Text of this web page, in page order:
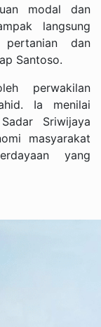
modal dan
langsung
dan
Santoso.
perwakilan
Ia menilai
Sriwijaya
masyarakat
yang